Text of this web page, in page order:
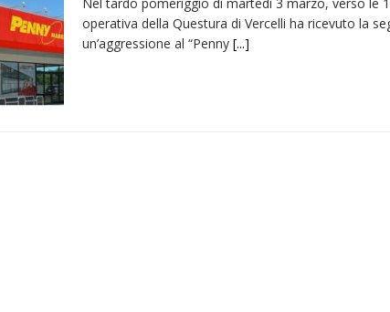
Maggio 11, 2024 in Speciali:Dieci anni fa l’ingresso a Vercelli
operativa della Questura di Vercelli ha ricevuto la
un’aggressione al “Penny [...]